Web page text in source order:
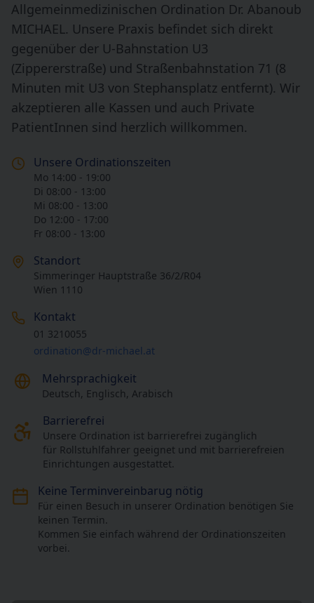
Allgemeinmedizinischen Ordination Dr. Abanoub
MICHAEL. Unsere Praxis befindet sich direkt
gegenüber der U-Bahnstation U3
(Zippererstraße) und Straßenbahnstation 71 (8
Minuten mit U3 von Stephansplatz entfernt). Wir
akzeptieren alle Kassen und auch Private
PatientInnen sind herzlich willkommen.
Unsere Ordinationszeiten
Mo 14:00 - 19:00
Di 08:00 - 13:00
Mi 08:00 - 13:00
Do 12:00 - 17:00
Fr 08:00 - 13:00
Standort
Simmeringer Hauptstraße 36/2/R04
Wien 1110
Kontakt
01 3210055
ordination@dr-michael.at
Mehrsprachigkeit
Deutsch, Englisch, Arabisch
Barrierefrei
Unsere Ordination ist barrierefrei zugänglich
für Rollstuhlfahrer geeignet und mit barrierefreien
Einrichtungen ausgestattet.
Keine Termin­vereinbarug nötig
Für einen Besuch in unserer Ordination benötigen Sie
keinen Termin.
Kommen Sie einfach während der Ordinationszeiten
vorbei.